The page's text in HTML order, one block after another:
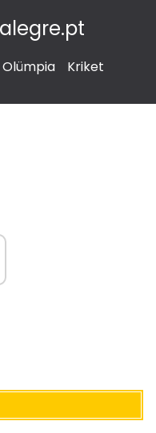
Olümpia Kriket